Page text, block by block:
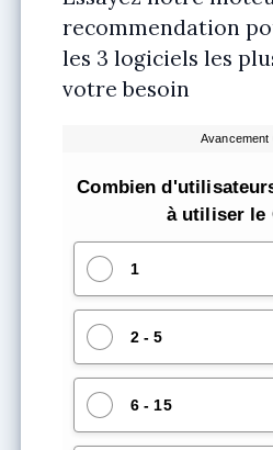
recommendation
les 3 logiciels les
votre besoin